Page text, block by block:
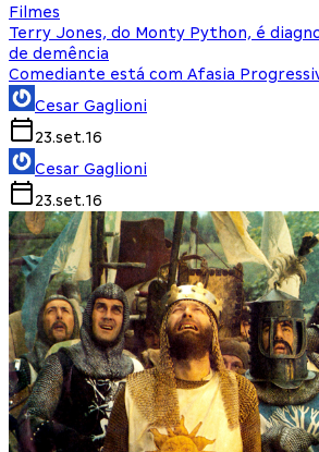
Filmes
Terry Jones, do Monty Python, é
de demência
Comediante está com Afasia
Cesar Gaglioni
23.set.16
Cesar Gaglioni
23.set.16